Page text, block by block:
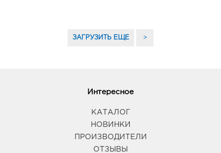
ЗАГРУЗИТЬ ЕЩЕ >
Интересное
КАТАЛОГ
НОВИНКИ
ПРОИЗВОДИТЕЛИ
ОТЗЫВЫ